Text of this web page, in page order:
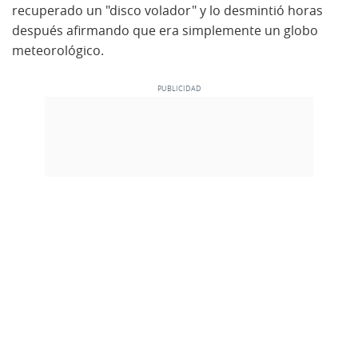
recuperado un "disco volador" y lo desmintió horas
después afirmando que era simplemente un globo
meteorológico.